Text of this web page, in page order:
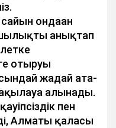
ондаған
анықтап
отыруы
жағдай ата-
алынады.
пен
Алматы қаласы